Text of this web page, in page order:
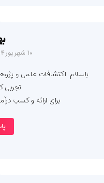
۱۰ شهریور ۱۴۰۴ - ۴:۰۶ ق.ظ
باسلام. اکتشافات علمی و
تجربی
برای ارائه و کسب